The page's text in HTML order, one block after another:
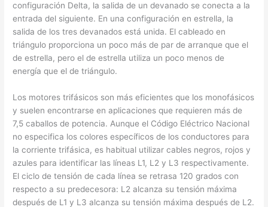
configuración Delta, la salida de un devanado se conecta a la
entrada del siguiente. En una configuración en estrella, la
salida de los tres devanados está unida. El cableado en
triángulo proporciona un poco más de par de arranque que el
de estrella, pero el de estrella utiliza un poco menos de
energía que el de triángulo.
Los motores trifásicos son más eficientes que los monofásicos
y suelen encontrarse en aplicaciones que requieren más de
7,5 caballos de potencia. Aunque el Código Eléctrico Nacional
no especifica los colores específicos de los conductores para
la corriente trifásica, es habitual utilizar cables negros, rojos y
azules para identificar las líneas L1, L2 y L3 respectivamente.
El ciclo de tensión de cada línea se retrasa 120 grados con
respecto a su predecesora: L2 alcanza su tensión máxima
después de L1 y L3 alcanza su tensión máxima después de L2.